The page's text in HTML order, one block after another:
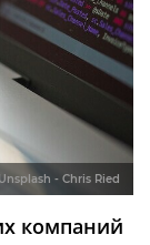
Unsplash - Chris Ried
компаний